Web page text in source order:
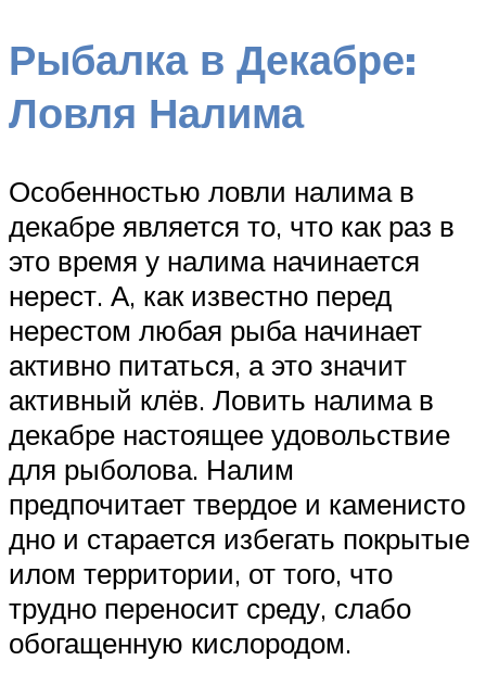
Рыбалка в Декабре:
Ловля Налима
Особенностью ловли налима в
декабре является то, что как раз в
это время у налима начинается
нерест. А, как известно перед
нерестом любая рыба начинает
активно питаться, а это значит
активный клёв. Ловить налима в
декабре настоящее удовольствие
для рыболова. Налим
предпочитает твердое и каменисто
дно и старается избегать покрытые
илом территории, от того, что
трудно переносит среду, слабо
обогащенную кислородом.